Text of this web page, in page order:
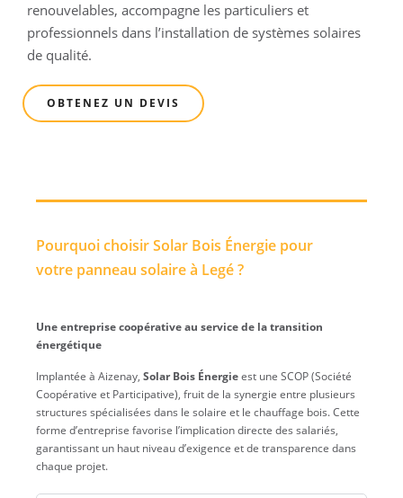
renouvelables, accompagne les particuliers et
professionnels dans l’installation de systèmes solaires
de qualité.
OBTENEZ UN DEVIS
Pourquoi choisir Solar Bois Énergie pour
votre panneau solaire à Legé ?
Une entreprise coopérative au service de la transition
énergétique
Implantée à Aizenay,Solar Bois Énergieest une SCOP (Société
Coopérative et Participative), fruit de la synergie entre plusieurs
structures spécialisées dans le solaire et le chauffage bois. Cette
forme d’entreprise favorise l’implication directe des salariés,
garantissant un haut niveau d’exigence et de transparence dans
chaque projet.